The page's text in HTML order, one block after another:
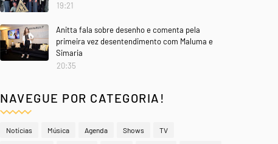
19:21
Anitta fala sobre desenho e comenta pela
primeira vez desentendimento com Maluma e
Simaria
20:35
NAVEGUE POR CATEGORIA!
Notícias Música Agenda Shows TV